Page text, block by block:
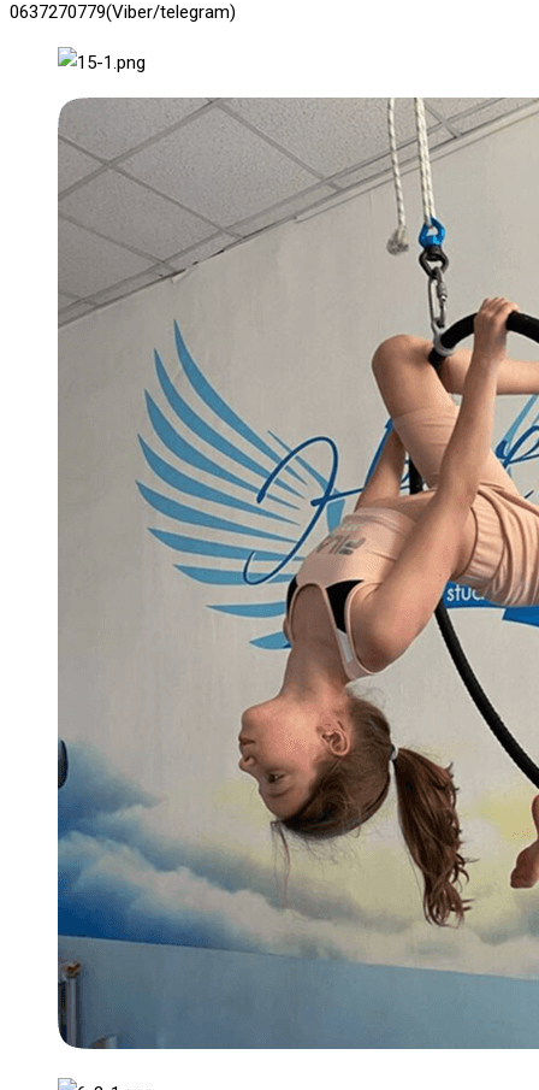
0637270779(Viber/telegram)